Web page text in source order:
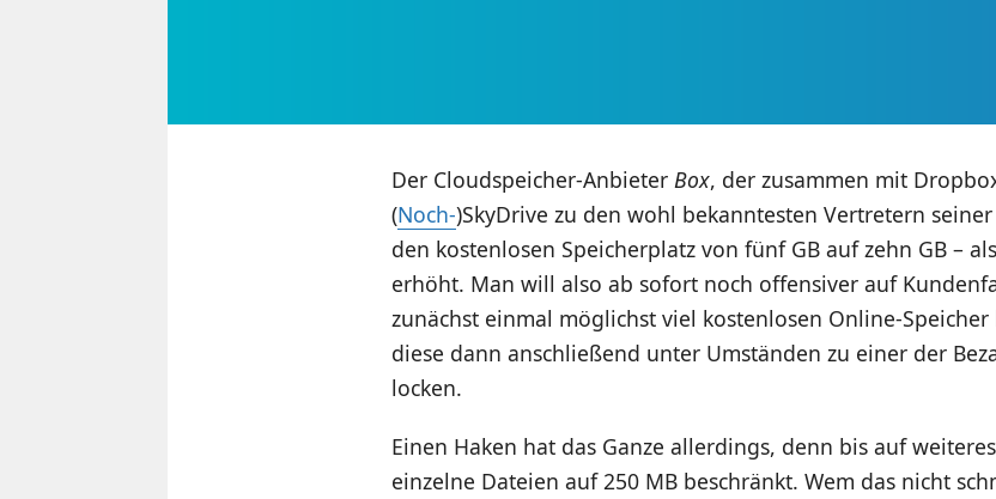
Der Cloudspeicher-Anbieter Box, der zusammen mit
(Noch-)SkyDrive zu den wohl bekanntesten Vertretern
den kostenlosen Speicherplatz von fünf GB auf zehn GB –
erhöht. Man will also ab sofort noch offensiver auf
zunächst einmal möglichst viel kostenlosen Online-
diese dann anschließend unter Umständen zu einer der
locken.
Einen Haken hat das Ganze allerdings, denn bis auf
einzelne Dateien auf 250 MB beschränkt. Wem das nicht